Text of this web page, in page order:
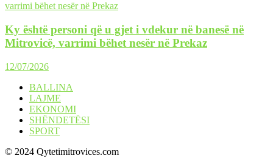
Ky është personi që u gjet i vdekur në banesë në
Mitrovicë, varrimi bëhet nesër në Prekaz
12/07/2026
BALLINA
LAJME
EKONOMI
SHËNDETËSI
SPORT
© 2024 Qytetimitrovices.com